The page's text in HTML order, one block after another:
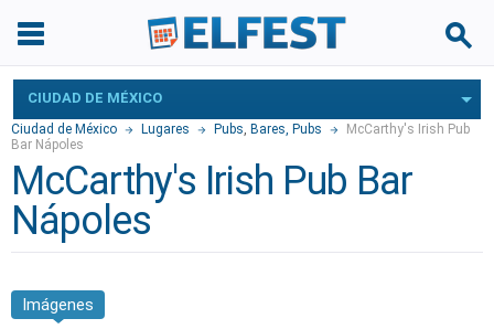
CIUDAD DE MÉXICO
Ciudad de México Lugares Pubs, Bares, Pubs
McCarthy's Irish Pub
Bar Nápoles
McCarthy's Irish Pub Bar
Nápoles
Imágenes